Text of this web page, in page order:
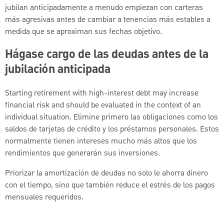
jubilan anticipadamente a menudo empiezan con carteras
más agresivas antes de cambiar a tenencias más estables a
medida que se aproximan sus fechas objetivo.
Hágase cargo de las deudas antes de la
jubilación anticipada
Starting retirement with high-interest debt may increase
financial risk and should be evaluated in the context of an
individual situation. Elimine primero las obligaciones como los
saldos de tarjetas de crédito y los préstamos personales. Estos
normalmente tienen intereses mucho más altos que los
rendimientos que generarán sus inversiones.
Priorizar la amortización de deudas no solo le ahorra dinero
con el tiempo, sino que también reduce el estrés de los pagos
mensuales requeridos.